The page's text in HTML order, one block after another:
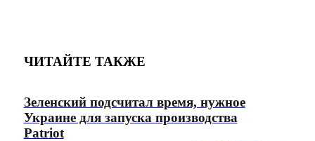
ЧИТАЙТЕ ТАКЖЕ
Зеленский подсчитал время, нужное
Украине для запуска производства
Patriot